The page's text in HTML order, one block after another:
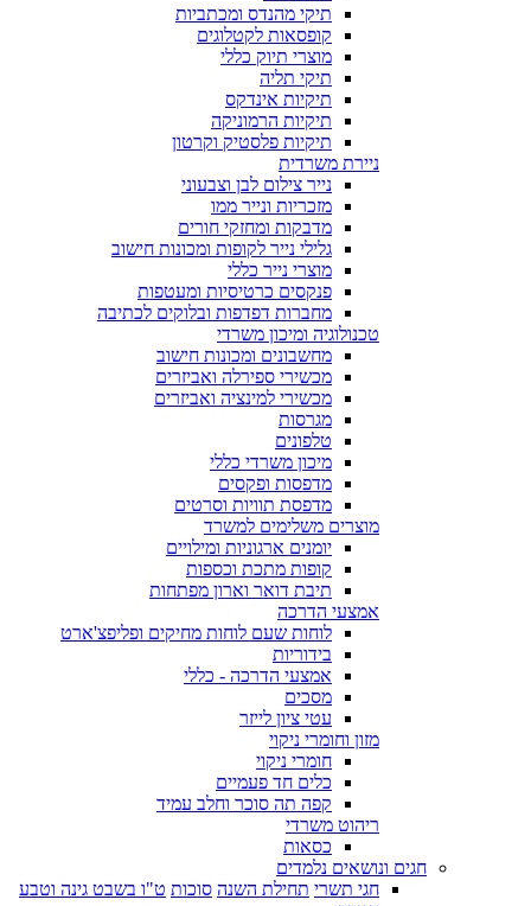
תיקי מהנדס ומכתביות
קופסאות לקטלוגים
מוצרי תיוק כללי
תיקי תליה
תיקיות אינדקס
תיקיות הרמוניקה
תיקיות פלסטיק וקרטון
ניירת משרדית
נייר צילום לבן וצבעוני
מזכריות ונייר ממו
מדבקות ומחזקי חורים
גלילי נייר לקופות ומכונות חישוב
מוצרי נייר כללי
פנקסים כרטיסיות ומעטפות
מחברות דפדפות ובלוקים לכתיבה
טכנולוגיה ומיכון משרדי
מחשבונים ומכונות חישוב
מכשירי ספירלה ואביזרים
מכשירי למינציה ואביזרים
מגרסות
טלפונים
מיכון משרדי כללי
מדפסות ופקסים
מדפסת תוויות וסרטים
מוצרים משלימים למשרד
יומנים ארגוניות ומילויים
קופות מתכת וכספות
תיבת דואר וארון מפתחות
אמצעי הדרכה
לוחות שעם לוחות מחיקים ופליפצ'ארט
בידוריות
אמצעי הדרכה - כללי
מסכים
עטי ציון לייזר
מזון וחומרי ניקוי
חומרי ניקוי
כלים חד פעמיים
קפה תה סוכר וחלב עמיד
ריהוט משרדי
כסאות
חגים ונושאים נלמדים
חגי תשרי תחילת השנה סוכות ט"ו בשבט גינה וטבע